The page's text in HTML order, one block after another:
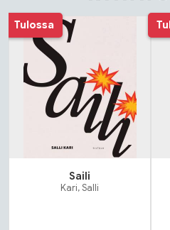
Tuoteluettelon alku
Tulossa
Saili
Kari, Salli